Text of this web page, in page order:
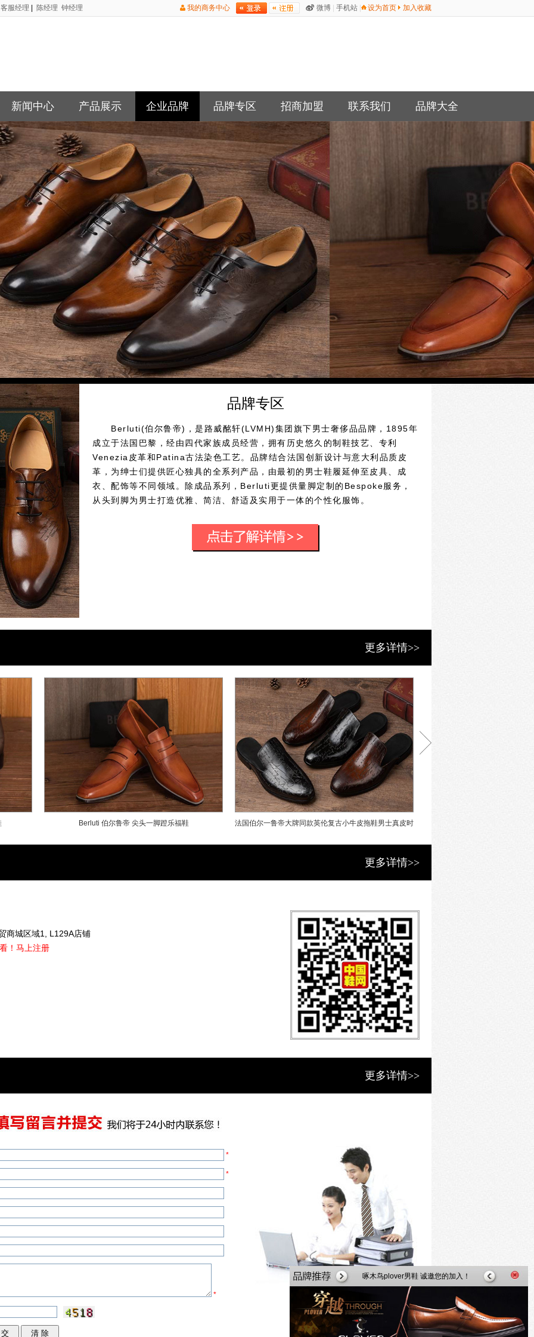
设为首页 加入收藏
手机站
微博
我的商务中心
服经理 陈经理 钟经理
新闻中心 产品展示 企业品牌 品牌专区 招商加盟 联系我们 品牌大全
品牌专区
Berluti(伯尔鲁帝)，是路威酩轩(LVMH)集团旗下男士奢侈品品牌，1895年
成立于法国巴黎，经由四代家族成员经营，拥有历史悠久的制鞋技艺、专利
Venezia皮革和Patina古法染色工艺。品牌结合法国创新设计与意大利品质皮
革，为绅士们提供匠心独具的全系列产品，由最初的男士鞋履延伸至皮具、成
衣、配饰等不同领域。除成品系列，Berluti更提供量脚定制的Bespoke服务，
从头到脚为男士打造优雅、简洁、舒适及实用于一体的个性化服饰。
自1895年以来，伯尔鲁帝始终坚持为高品位男士提供高品质鞋履服务。经
典创新及匠心工艺便是品牌特色中不可或缺的部分。只有深入理解伯尔鲁帝，才
成为品牌的核心价值之一，但绝非不可打破的创作束缚。伯尔鲁帝的产品从不允
许带有任何生硬的瑕疵。正如Ogla Berluti 因温莎公爵而由此发明的伯尔鲁帝结
悠久技艺
经验老到的能工巧匠们每天都会在伯尔鲁帝的工坊里为每一款成衣及鞋履精
心打造每一处细节。剪裁与缝制的精益求精、细节与品位的交相辉映，再融合必
不可少的时尚追求，便形成了品牌的所有内涵。
伯尔鲁帝拥有真实而丰富的品牌文化。从高级定制鞋履到成衣系列，对于线
条与质感的要求始终未变。贴心的小创意通过鞋垫、鞋面及布料等元素得以呈
现。莅临伯尔鲁帝，并不是要体味浮夸，而是为感受真正的奢侈艺术。
过人胆识
凸显出男士身形的优点，也时刻不忘突破常规展现自我风格。
1895年：Alessandro Berluti来到巴黎。青年时的Alessandro精通木刻工
艺，研制了定制鞋履，并以一双著名的“Alessandro”绑带男式鞋履创出品牌标
志，这是品牌首双出自工坊的鞋履。1928年：Alessandro Berluti的儿子
Torello Berluti在巴黎Rue du Mont-Thabor街的店铺难以满足日益增长的需
求，于是在Marbeuf街26号购置了新的物业，开设一间更大的店铺。
1959年：Torello Berluti唯一的孩子Talbinio Berluti推出奢华成品鞋履系
Andy Warhol定制了一款全新的Andy乐福鞋。
1998年：第二家Berluti精品店在伦敦迪康街开幕;
1999年：Berluti进入日本，在东京青山开设第三家Berluti精品店;
2001年：米兰的第四家Berluti精品店在巴黎圣日耳曼大道开幕;
2003年：推出小皮具系列;
2005年：推出高级皮具精品，继而拓展国际市场，相继在纽约，香港和北
2011年：委任Alessandro Sartori为Berluti的艺术总监并推出完整的成衣
更多详情>>
Berluti 伯尔鲁帝 尖头一脚蹬乐福鞋 法国伯尔一鲁帝大牌同款英伦复古小牛皮拖鞋男士真皮时
尚欧美男鞋
更多详情>>
商城区域1, L129A店铺
！ 马上注册
更多详情>>
*
*
*
哈森时尚女鞋，火热招商中